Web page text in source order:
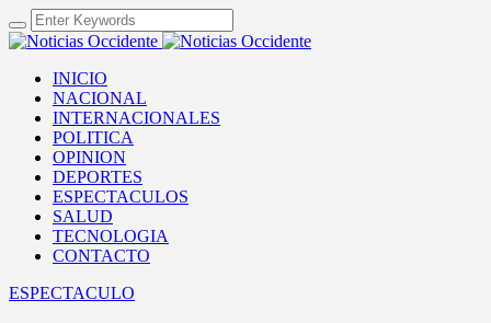
INICIO
NACIONAL
INTERNACIONALES
POLITICA
OPINION
DEPORTES
ESPECTACULOS
SALUD
TECNOLOGIA
CONTACTO
ESPECTACULO